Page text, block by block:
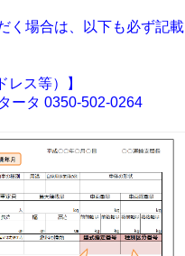
く場合は、以下も必ず記載
レス等）】
ータ 0350-502-0264